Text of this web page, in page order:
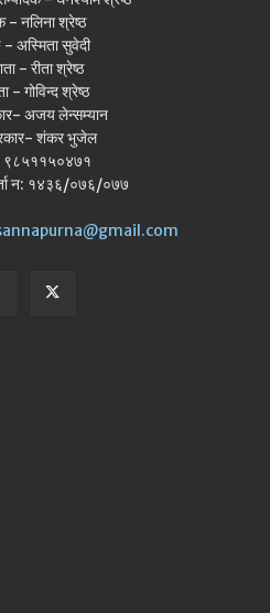
- नलिना श्रेष्ठ
- अस्मिता सुवेदी
- रीता श्रेष्ठ
- गोविन्द श्रेष्ठ
अजय लेन्सम्यान
शंकर भुजेल
९८५११५०४७१
न: १४३६/०७६/०७७